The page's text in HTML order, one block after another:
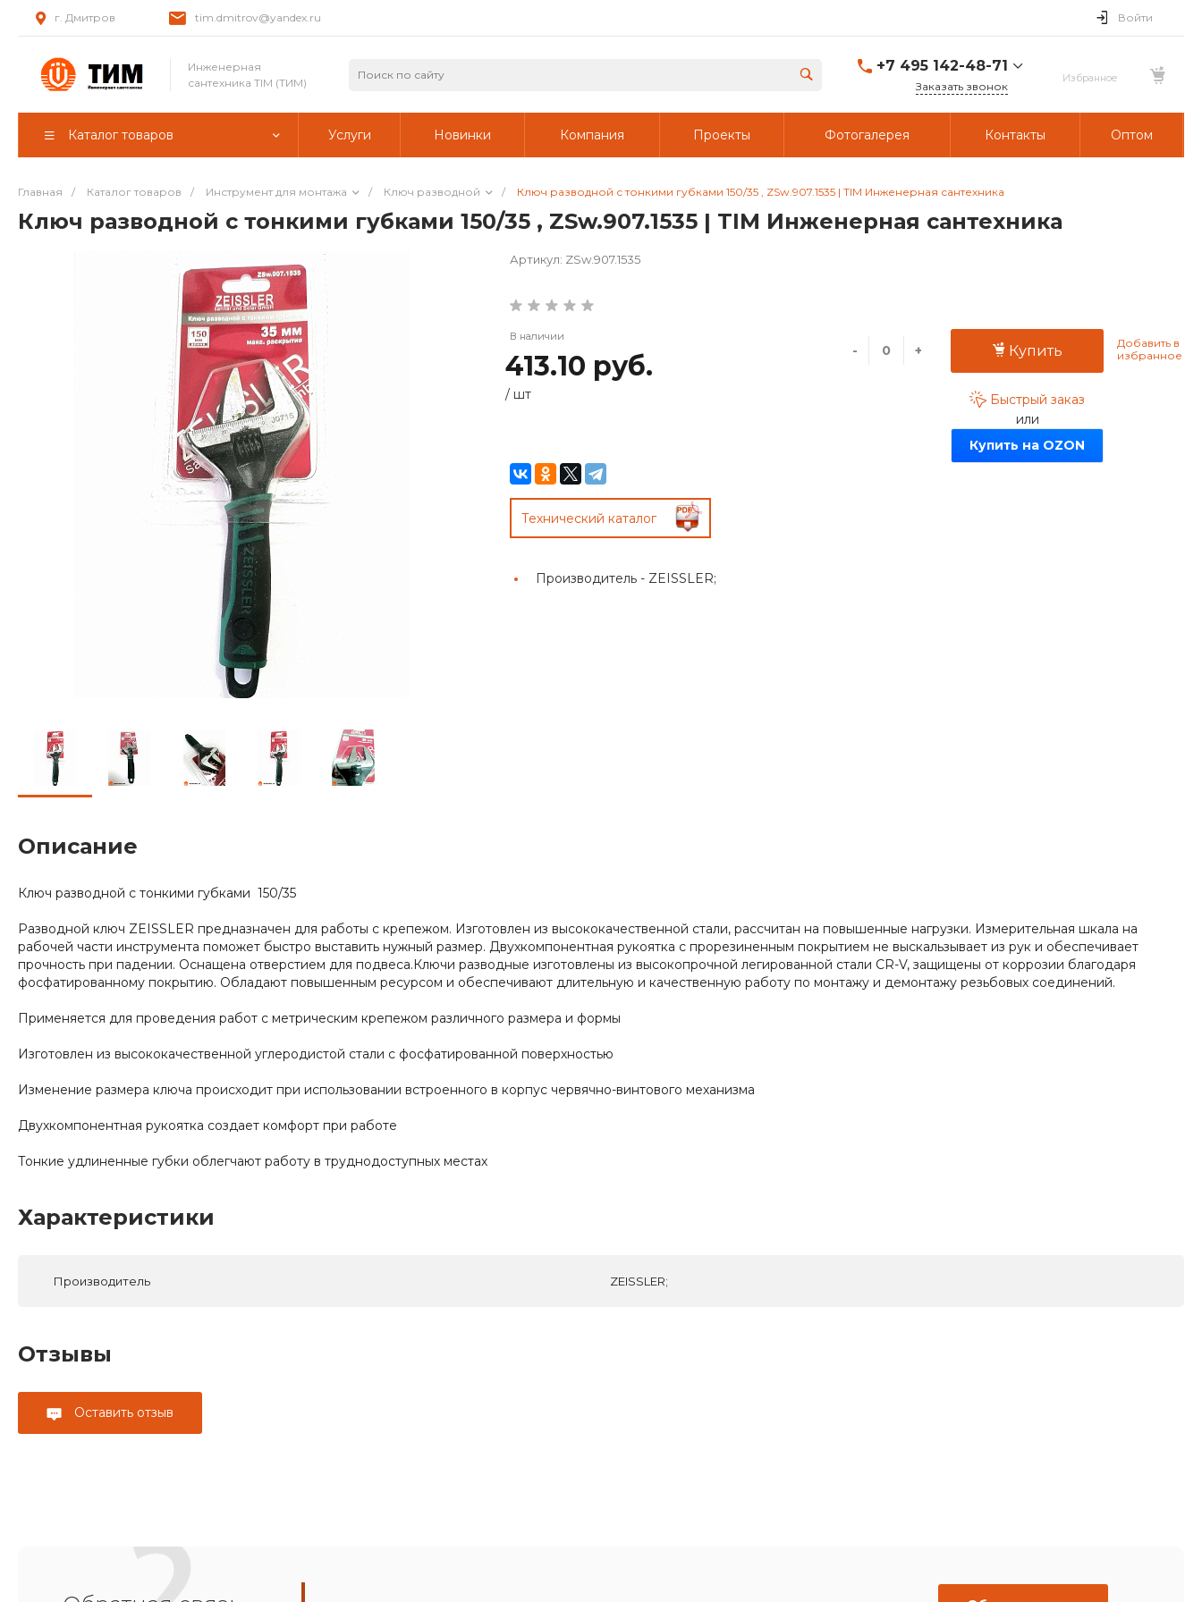
г. Дмитров tim.dmitrov@yandex.ru Войти
Инженерная
сантехника TIM (ТИМ)
+7 495 142-48-71
Заказать звонок
Каталог товаров Услуги Новинки Компания Проекты Фотогалерея Контакты Оптом
Главная / Каталог товаров / Инструмент для монтажа / Ключ разводной / Ключ разводной с тонкими губками 150/35 , ZSw.907.1535 | TIM Инженерная сантехника
Ключ разводной с тонкими губками 150/35 , ZSw.907.1535 | TIM Инженерная сантехника
Артикул: ZSw.907.1535
В наличии
413.10 руб.
/ шт
- + Купить
Быстрый заказ
или
Купить на OZON
Технический каталог
Производитель - ZEISSLER;
Описание
Ключ разводной с тонкими губками 150/35
Разводной ключ ZEISSLER предназначен для работы с крепежом. Изготовлен из высококачественной стали, рассчитан на повышенные нагрузки. Измерительная шкала на
рабочей части инструмента поможет быстро выставить нужный размер. Двухкомпонентная рукоятка с прорезиненным покрытием не выскальзывает из рук и обеспечивает
прочность при падении. Оснащена отверстием для подвеса.Ключи разводные изготовлены из высокопрочной легированной стали CR-V, защищены от коррозии благодаря
фосфатированному покрытию. Обладают повышенным ресурсом и обеспечивают длительную и качественную работу по монтажу и демонтажу резьбовых соединений.
Применяется для проведения работ с метрическим крепежом различного размера и формы
Изготовлен из высококачественной углеродистой стали с фосфатированной поверхностью
Изменение размера ключа происходит при использовании встроенного в корпус червячно-винтового механизма
Двухкомпонентная рукоятка создает комфорт при работе
Тонкие удлиненные губки облегчают работу в труднодоступных местах
Характеристики
Производитель ZEISSLER;
Отзывы
Оставить отзыв